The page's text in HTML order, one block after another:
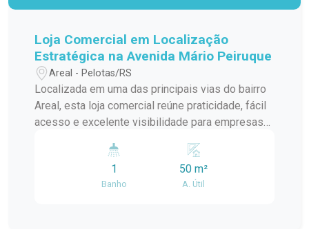
Loja Comercial em Localização
Estratégica na Avenida Mário Peiruque
Areal - Pelotas/RS
Localizada em uma das principais vias do bairro
Areal, esta loja comercial reúne praticidade, fácil
acesso e excelente visibilidade para empresas
espaço funcional e versátil, o imóvel é uma ótima
opção para quem deseja instalar ou expandir seu
negócio em uma região de constante
1
Banho
50 m²
A. Útil